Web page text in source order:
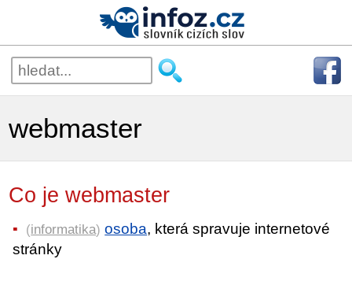
webmaster
Co je webmaster
(informatika) osoba, která spravuje internetové
stránky